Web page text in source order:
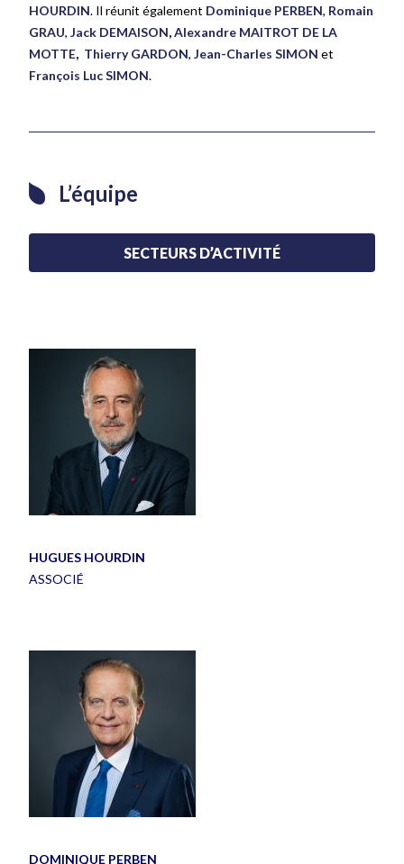
HOURDIN. Il réunit également Dominique PERBEN, Romain
GRAU,Jack DEMAISON,Alexandre MAITROT DE LA
MOTTE, Thierry GARDON,Jean-Charles SIMONet
François Luc SIMON.
L’équipe
SECTEURS D’ACTIVITÉ
HUGUES HOURDIN
ASSOCIÉ
DOMINIQUE PERBEN